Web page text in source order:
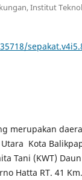
Institut
merupakan
Kota
Tani (KWT)
Hatta RT. 41